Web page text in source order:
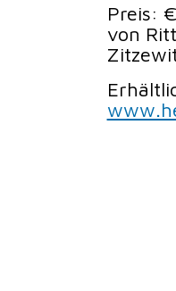
Preis:
von